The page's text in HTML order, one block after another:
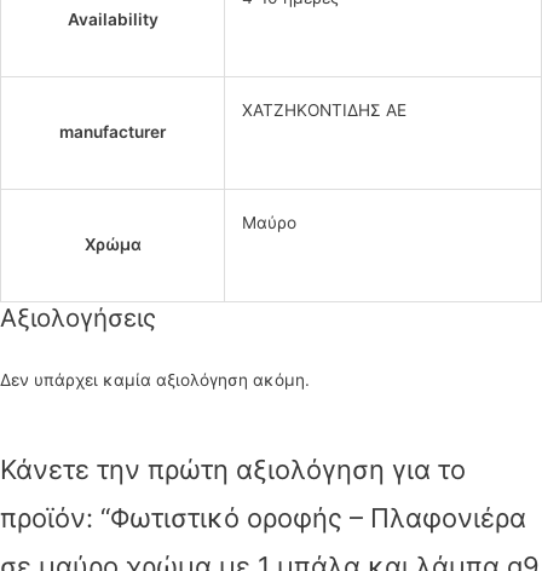
Availability
manufacturer
ΧΑΤΖΗΚΟΝΤΙΔΗΣ ΑΕ
Χρώμα
Μαύρο
Αξιολογήσεις
Δεν υπάρχει καμία αξιολόγηση ακόμη.
Κάνετε την πρώτη αξιολόγηση για το
προϊόν: “Φωτιστικό οροφής – Πλαφονιέρα